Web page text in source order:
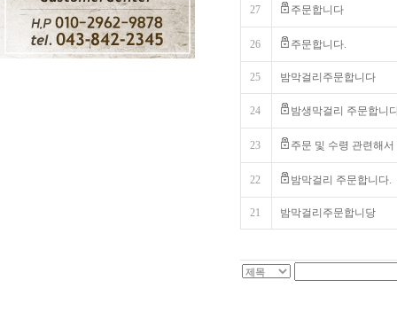
27 주문합니다
26 주문합니다.
25 밤막걸리주문합니다
24 밤생막걸리 주문합니
23 주문 및 수령 관련해
22 밤막걸리 주문합니다.
21 밤막걸리주문합니당